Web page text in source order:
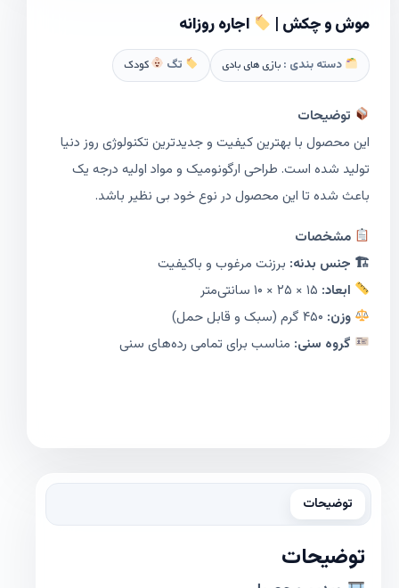
موش و چکش | اجاره روزانه
دسته بندی : بازی های بادی تگ کودک
توضیحات
این محصول با بهترین کیفیت و جدیدترین تکنولوژی روز دنیا
تولید شده است. طراحی ارگونومیک و مواد اولیه درجه یک
باعث شده تا این محصول در نوع خود بی نظیر باشد.
مشخصات
🏗 جنس بدنه: برزنت مرغوب و باکیفیت
ابعاد:
وزن:
گروه سنی: مناسب برای تمامی رده‌های سنی
توضیحات
توضیحات